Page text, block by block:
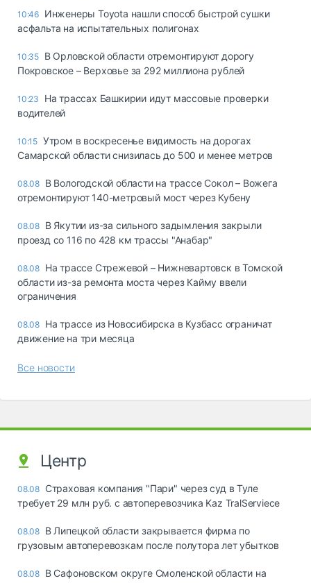
10:46 Инженеры Toyota нашли способ быстрой сушки
асфальта на испытательных полигонах
10:35 В Орловской области отремонтируют дорогу
Покровское – Верховье за 292 миллиона рублей
10:23
На трассах Башкирии идут массовые проверки
водителей
10:15 Утром в воскресенье видимость на дорогах
Самарской области снизилась до 500 и менее метров
08.08 В Вологодской области на трассе Сокол – Вожега
отремонтируют 140-метровый мост через Кубену
08.08 В Якутии из-за сильного задымления закрыли
проезд со 116 по 428 км трассы "Анабар"
08.08 На трассе Стрежевой – Нижневартовск в Томской
области из-за ремонта моста через Кайму ввели
ограничения
08.08 На трассе из Новосибирска в Кузбасс ограничат
движение на три месяца
Все новости
Центр
08.08 Страховая компания "Пари" через суд в Туле
требует 29 млн руб. с автоперевозчика Kaz TralServiece
08.08 В Липецкой области закрывается фирма по
грузовым автоперевозкам после полутора лет убытков
08.08 В Сафоновском округе Смоленской области на